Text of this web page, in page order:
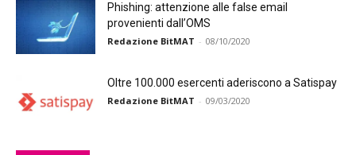
Phishing: attenzione alle false email
provenienti dall’OMS
Redazione BitMAT - 08/10/2020
Oltre 100.000 esercenti aderiscono a Satispay
Redazione BitMAT - 09/03/2020